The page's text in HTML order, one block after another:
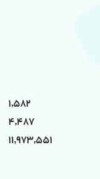
1,582
4,487
11,973,551